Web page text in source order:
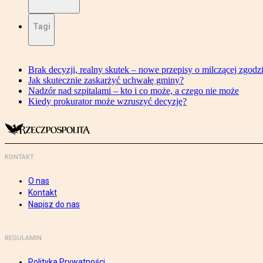
Tagi
Brak decyzji, realny skutek – nowe przepisy o milczącej
Jak skutecznie zaskarżyć uchwałę gminy?
Nadzór nad szpitalami – kto i co może, a czego nie może
Kiedy prokurator może wzruszyć decyzję?
KONTAKT
O nas
Kontakt
Napisz do nas
REGULAMIN